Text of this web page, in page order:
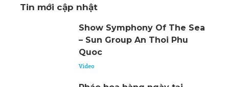
Tin mới cập nhật
Show Symphony Of The Sea
– Sun Group An Thoi Phu
Quoc
Video